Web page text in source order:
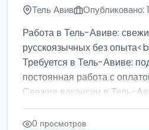
Тель Авив Опубликовано:
Работа в Тель-Авиве:
русскоязычных без
Требуется в Тель-Авиве:
постоянная работа с
Свежие вакансии в Тель-
женщин от хозя...
0 просмотров